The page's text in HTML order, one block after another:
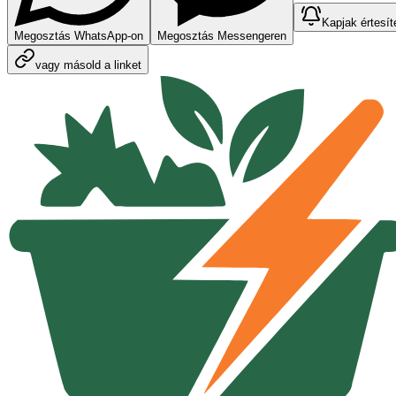
Megosztás WhatsApp-on Megosztás Messengeren
Kapjak
vagy másold a linket